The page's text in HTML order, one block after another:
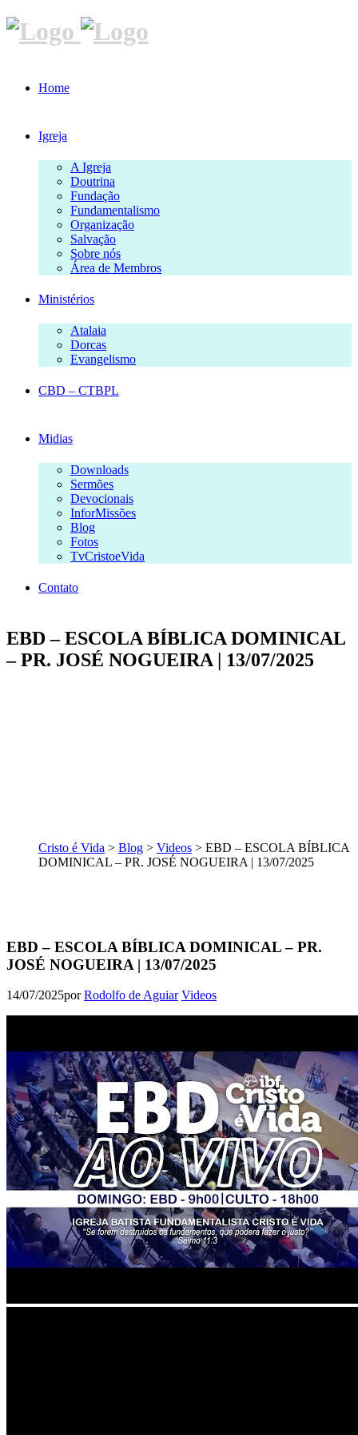
Home
Igreja
A Igreja
Doutrina
Fundação
Fundamentalismo
Organização
Salvação
Sobre nós
Área de Membros
Ministérios
Atalaia
Dorcas
Evangelismo
CBD – CTBPL
Midias
Downloads
Sermões
Devocionais
InforMissões
Blog
Fotos
TvCristoeVida
Contato
EBD – ESCOLA BÍBLICA DOMINICAL
– PR. JOSÉ NOGUEIRA | 13/07/2025
Cristo é Vida > Blog > Videos > EBD – ESCOLA BÍBLICA
DOMINICAL – PR. JOSÉ NOGUEIRA | 13/07/2025
EBD – ESCOLA BÍBLICA DOMINICAL – PR.
JOSÉ NOGUEIRA | 13/07/2025
14/07/2025porRodolfo de Aguiar Videos